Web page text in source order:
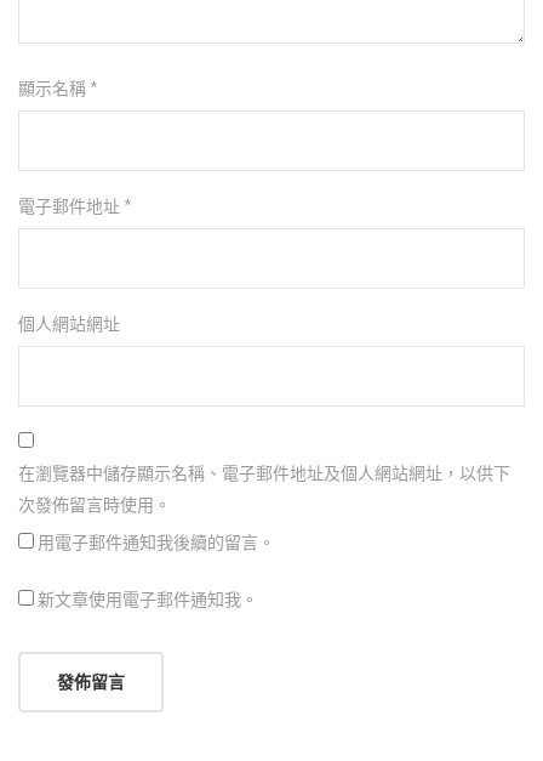
顯示名稱 *
電子郵件地址 *
個人網站網址
在瀏覽器中儲存顯示名稱、電子郵件地址及個人網站網址，以供下
次發佈留言時使用。
用電子郵件通知我後續的留言。
新文章使用電子郵件通知我。